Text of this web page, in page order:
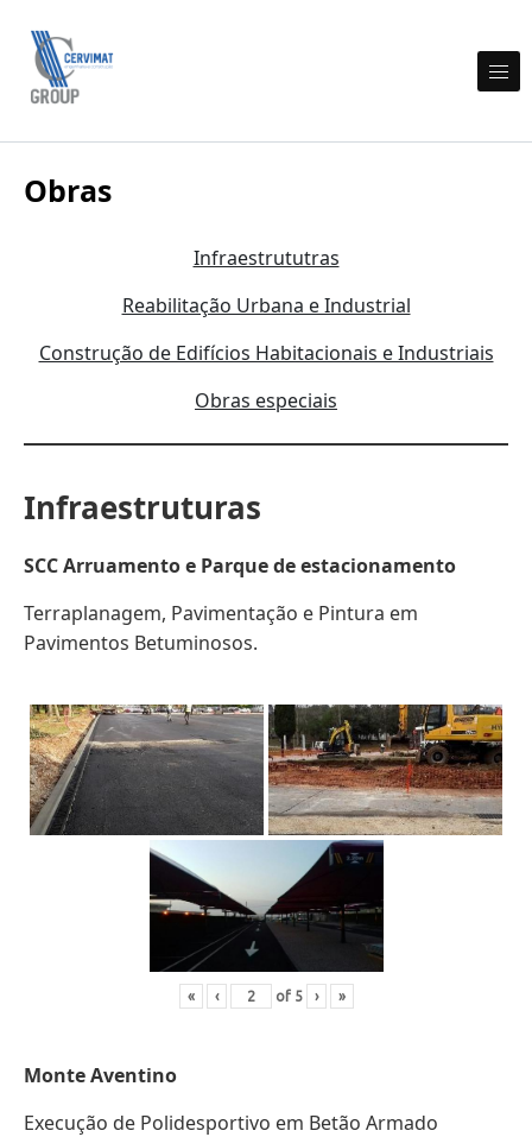
Skip to content
Obras
Infraestrututras
Reabilitação Urbana e Industrial
Construção de Edifícios Habitacionais e Industriais
Obras especiais
Infraestruturas
SCC Arruamento e Parque de estacionamento
Terraplanagem, Pavimentação e Pintura em
Pavimentos Betuminosos.
« ‹ of 5 › »
Monte Aventino
Execução de Polidesportivo em Betão Armado